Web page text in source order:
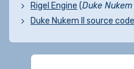
Rigel Engine (Duke Nukem
Duke Nukem II source code